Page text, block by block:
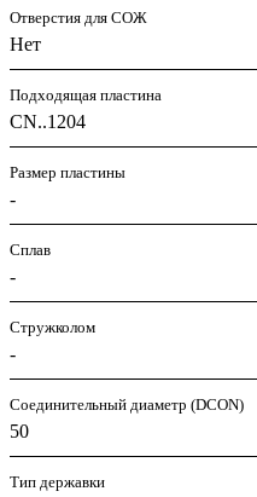
Отверстия для СОЖ
Нет
Подходящая пластина
CN..1204
Размер пластины
-
Сплав
-
Стружколом
-
Соединительный диаметр (DCON)
50
Тип державки